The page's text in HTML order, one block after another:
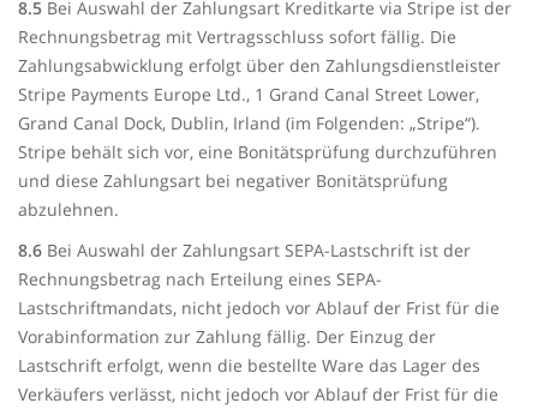
8.5 Bei Auswahl der Zahlungsart Kreditkarte via Stripe ist der
Rechnungsbetrag mit Vertragsschluss sofort fällig. Die
Zahlungsabwicklung erfolgt über den Zahlungsdienstleister
Stripe Payments Europe Ltd., 1 Grand Canal Street Lower,
Grand Canal Dock, Dublin, Irland (im Folgenden: „Stripe“).
Stripe behält sich vor, eine Bonitätsprüfung durchzuführen
und diese Zahlungsart bei negativer Bonitätsprüfung
abzulehnen.
8.6 Bei Auswahl der Zahlungsart SEPA-Lastschrift ist der
Rechnungsbetrag nach Erteilung eines SEPA-
Lastschriftmandats, nicht jedoch vor Ablauf der Frist für die
Vorabinformation zur Zahlung fällig. Der Einzug der
Lastschrift erfolgt, wenn die bestellte Ware das Lager des
Verkäufers verlässt, nicht jedoch vor Ablauf der Frist für die